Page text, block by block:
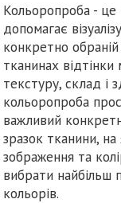
Кольоропроба - це
допомагає
конкретно
тканинах
текстуру, склад і
кольоропроба
важливий
зразок тканини,
зображення та
вибрати найбільш
кольорів.